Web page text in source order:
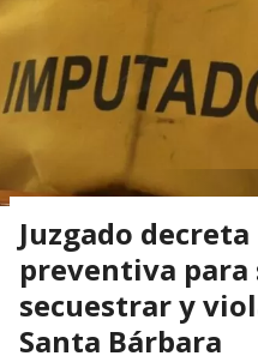
Juzgado
preventiva para
secuestrar y
Santa Bárbara